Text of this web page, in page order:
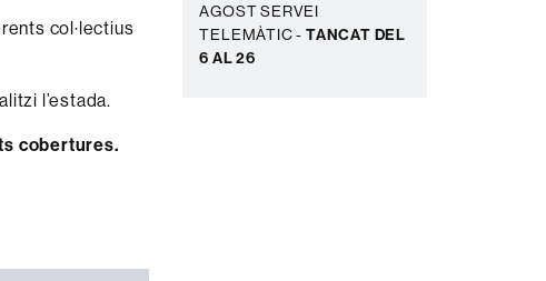
col·lectius
l’estada.
cobertures.
AGOST SERVEI
TELEMÀTIC -TANCAT DEL
6 AL 26